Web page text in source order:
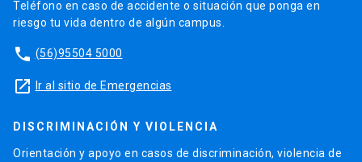
Teléfono en caso de accidente o situación que ponga en
riesgo tu vida dentro de algún campus.
phone (56)95504 5000
launch Ir al sitio de Emergencias
DISCRIMINACIÓN Y VIOLENCIA
Orientación y apoyo en casos de discriminación, violencia de